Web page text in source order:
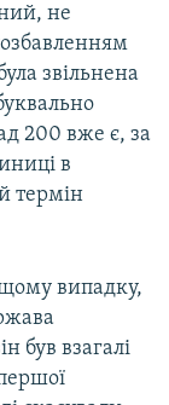
не
звільнена
200 вже є, за
в
термін
випадку,
був взагалі